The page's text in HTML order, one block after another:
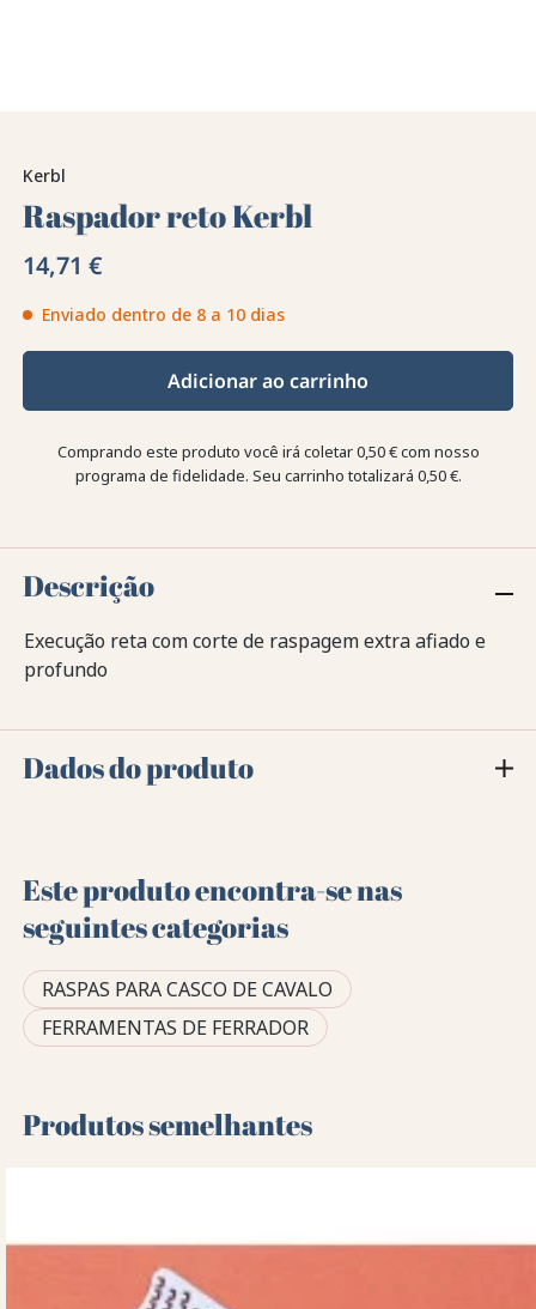
Kerbl
Raspador reto Kerbl
14,71 €
Enviado dentro de 8 a 10 dias
Adicionar ao carrinho
Comprando este produto você irá coletar0,50 €com nosso
programa de fidelidade. Seu carrinho totalizará 0,50 €.
Descrição
Execução reta com corte de raspagem extra afiado e
profundo
Dados do produto
Este produto encontra-se nas
seguintes categorias
RASPAS PARA CASCO DE CAVALO
FERRAMENTAS DE FERRADOR
Produtos semelhantes